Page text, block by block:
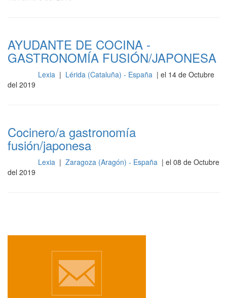
AYUDANTE DE COCINA -
GASTRONOMÍA FUSIÓN/JAPONESA
Lexia | Lérida (Cataluña) - España | el 14 de Octubre
del 2019
Cocinero/a gastronomía
fusión/japonesa
Lexia | Zaragoza (Aragón) - España | el 08 de Octubre
del 2019